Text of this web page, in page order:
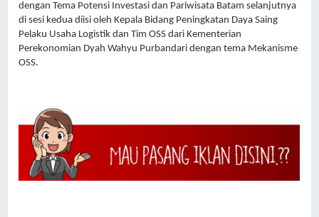
dengan Tema Potensi Investasi dan Pariwisata Batam selanjutnya
di sesi kedua diisi oleh Kepala Bidang Peningkatan Daya Saing
Pelaku Usaha Logistik dan Tim OSS dari Kementerian
Perekonomian Dyah Wahyu Purbandari dengan tema Mekanisme
OSS.